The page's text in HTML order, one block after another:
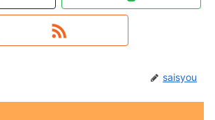
saisyou